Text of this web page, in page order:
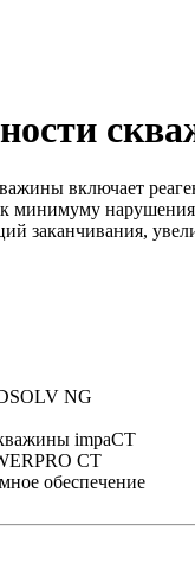
включает
нарушения
заканчивания,
NG
impaCT
CT
обеспечение